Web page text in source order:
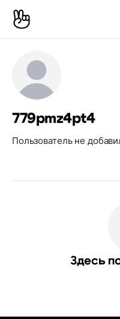
779pmz4pt4
Пользователь не
Здесь